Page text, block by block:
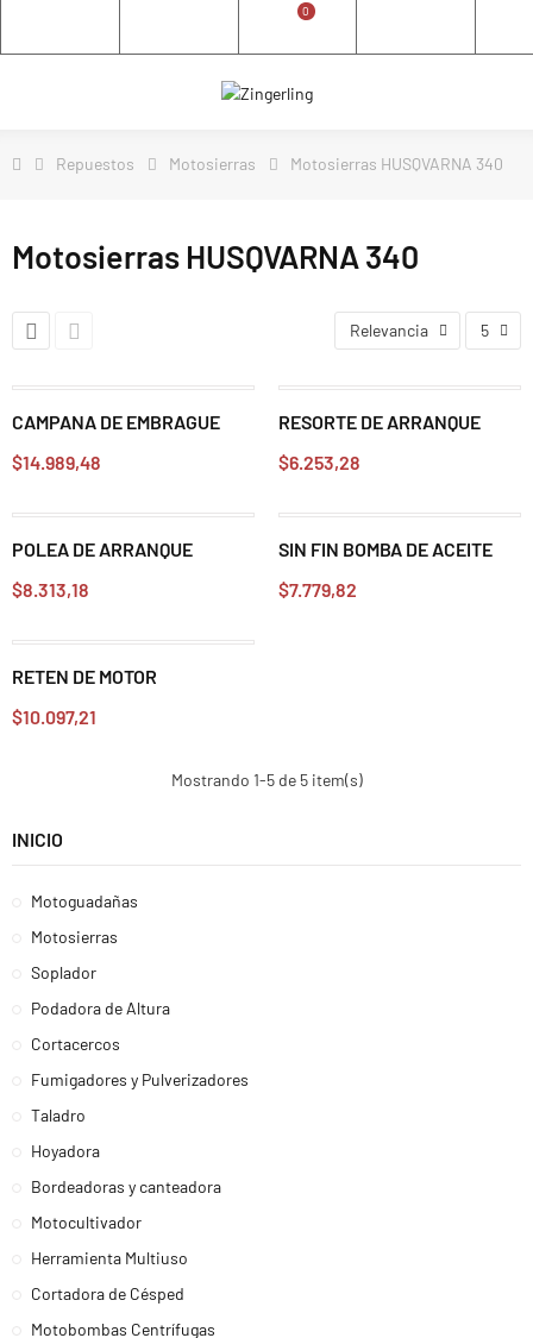
0
Repuestos Motosierras Motosierras HUSQVARNA 340
Motosierras HUSQVARNA 340
Relevancia 5
CAMPANA DE EMBRAGUE
$14.989,48
RESORTE DE ARRANQUE
$6.253,28
POLEA DE ARRANQUE
$8.313,18
SIN FIN BOMBA DE ACEITE
$7.779,82
RETEN DE MOTOR
$10.097,21
Mostrando 1-5 de 5 item(s)
INICIO
Motoguadañas
Motosierras
Soplador
Podadora de Altura
Cortacercos
Fumigadores y Pulverizadores
Taladro
Hoyadora
Bordeadoras y canteadora
Motocultivador
Herramienta Multiuso
Cortadora de Césped
Motobombas Centrífugas